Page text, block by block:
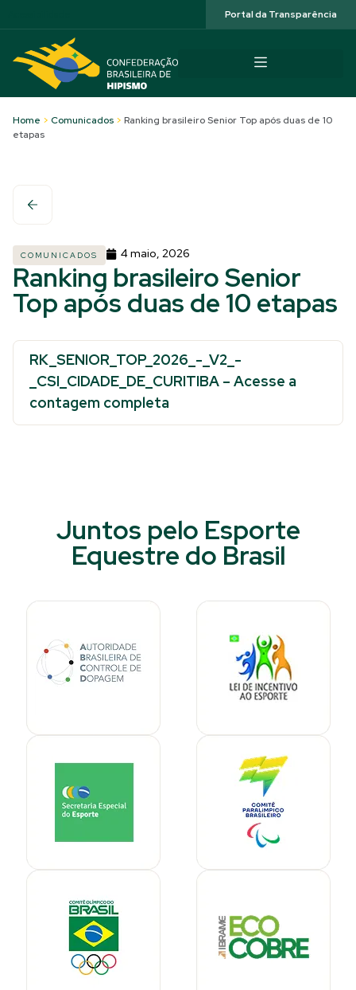
Portal da Transparência
Home > Comunicados > Ranking brasileiro Senior Top após duas de 10
etapas
COMUNICADOS 4 maio, 2026
Ranking brasileiro Senior
Top após duas de 10 etapas
RK_SENIOR_TOP_2026_-_V2_-
_CSI_CIDADE_DE_CURITIBA – Acesse a
contagem completa
Juntos pelo Esporte
Equestre do Brasil